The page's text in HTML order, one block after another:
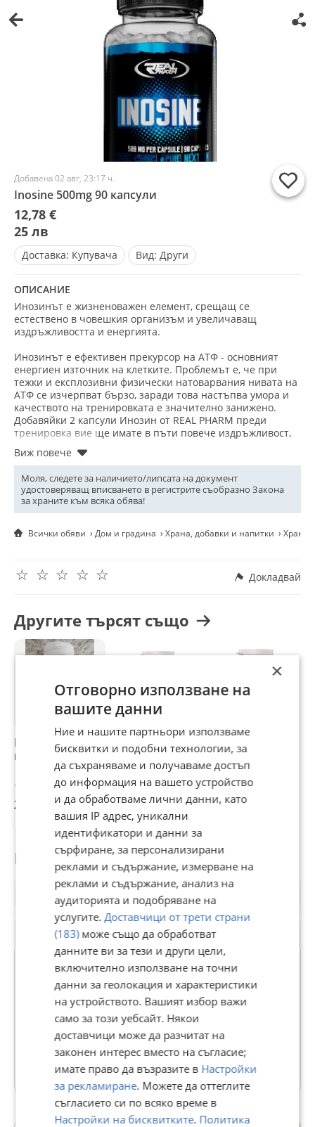
Добавена 02 авг, 23:17 ч.
Inosine 500mg 90 капсули
12,78 €
25 лв
Доставка: Купувача Вид: Други
ОПИСАНИЕ
Инозинът е жизненоважен елемент, срещащ се
естествено в човешкия организъм и увеличаващ
издръжливостта и енергията.
Инозинът е ефективен прекурсор на АТФ - основният
енергиен източник на клетките. Проблемът е, че при
тежки и експлозивни физически натоварвания нивата на
АТФ се изчерпват бързо, заради това настъпва умора и
качеството на тренировката е значително занижено.
Добавяйки 2 капсули Инозин от REAL PHARM преди
тренировка вие ще имате в пъти повече издръжливост,
забелязва по-високата издръжливост по време на
тренировка
Дава енергияза по-дълги и продължителни тренировки
млечна киселина в работещите мускули
Стимулира имунната система
2 часа след хранене.
преди тренировка.
За по-голям ефекти повече издръжливост
комбинирайте инозин с 2000мг
л-карнитин
Моля, следете за наличието/липсата на документ
удостоверяващ вписването в регистрите съобразно Закона
за храните към всяка обява!
Всички обяви Дом и градина Храна, добавки и напитки
☆
☆
☆
☆
☆ Докладвай
Другите търсят също
Монолаурин 90
капсули Dr Nature
12,50 €
24,45 лв
Dr. Nature
Моринга, 90
капсули
12,30 €
24,06 лв
зъби, 90 капсули
13,80 €
26,99 лв
Потребител
Shopni.bg
В Bazar.BG от 16 септември 2015г.
Последно активен днес в 08:37 ч.
546 Обяви
×
Отговорно използване на
вашите данни
Ние и нашите партньори използваме
бисквитки и подобни технологии, за
да съхраняваме и получаваме достъп
до информация на вашето устройство
и да обработваме лични данни, като
вашия IP адрес, уникални
идентификатори и данни за
сърфиране, за персонализирани
реклами и съдържание, измерване на
реклами и съдържание, анализ на
аудиторията и подобряване на
услугите. Доставчици от трети страни
(183)може също да обработват
данните ви за тези и други цели,
включително използване на точни
данни за геолокация и характеристики
на устройството. Вашият избор важи
само за този уебсайт. Някои
доставчици може да разчитат на
законен интерес вместо на съгласие;
имате право да възразите в Настройки
за рекламиране. Можете да оттеглите
съгласието си по всяко време в
Настройки на бисквитките. Политика